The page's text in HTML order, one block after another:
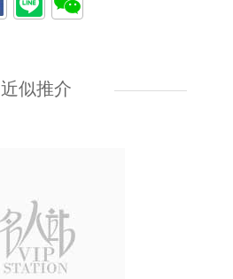
近似推介